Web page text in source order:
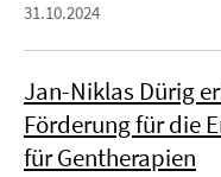
31.10.2024
Jan-Niklas Dürig
Förderung für die
für Gentherapien